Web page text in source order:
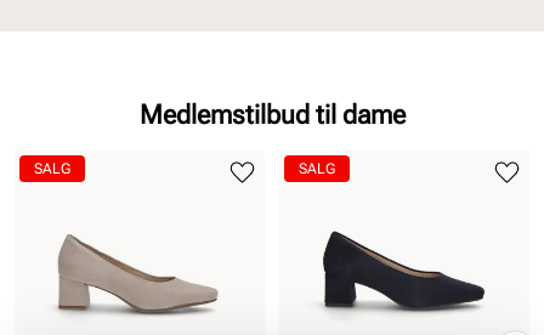
Medlemstilbud til dame
SALG SALG